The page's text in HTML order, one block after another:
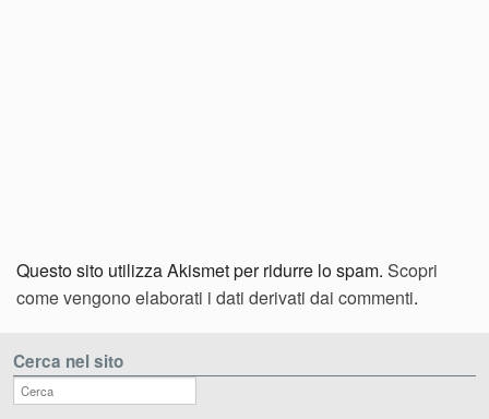
Questo sito utilizza Akismet per ridurre lo spam. Scopri
come vengono elaborati i dati derivati dai commenti.
Cerca nel sito